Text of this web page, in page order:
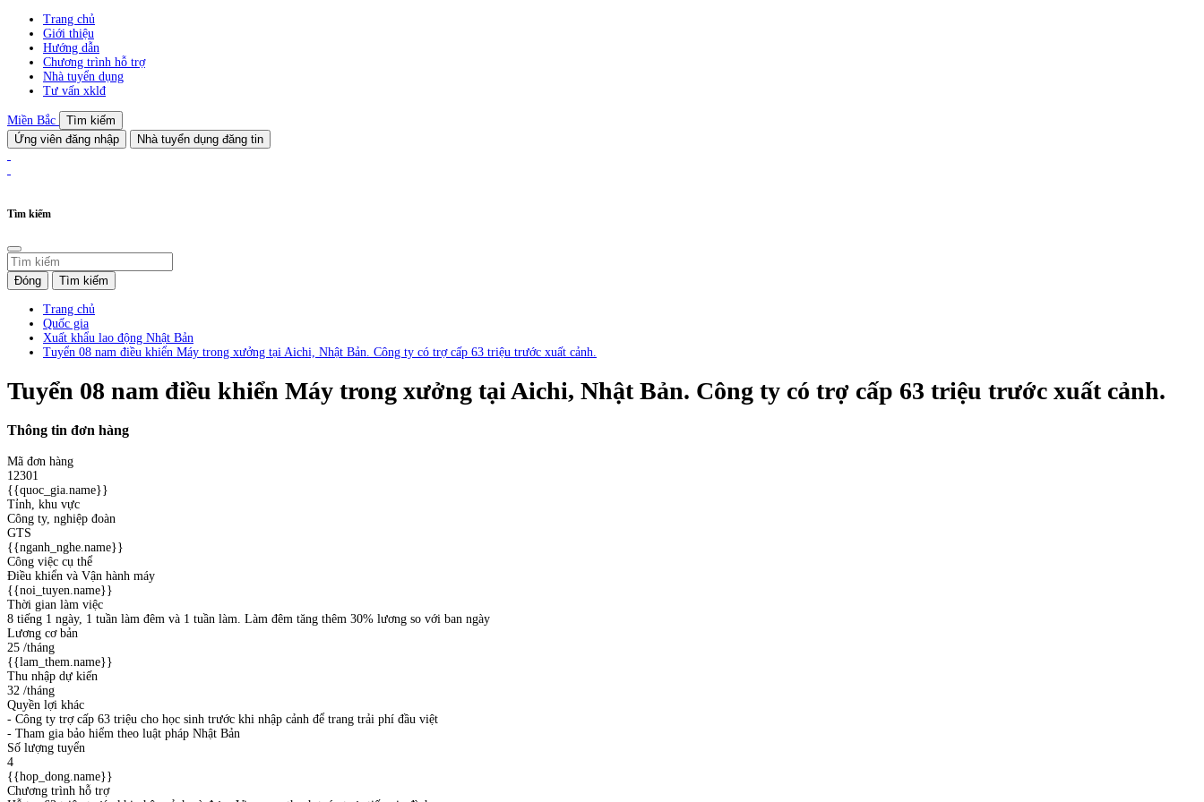
Trang chủ
Giới thiệu
Hướng dẫn
Chương trình hỗ trợ
Nhà tuyển dụng
Tư vấn xklđ
Miền Bắc
Tìm kiếm
Ứng viên đăng nhập
Nhà tuyển dụng đăng tin
Tìm kiếm
Đóng Tìm kiếm
Trang chủ
Quốc gia
Xuất khẩu lao động Nhật Bản
Tuyển 08 nam điều khiển Máy trong xưởng tại Aichi, Nhật Bản. Công ty có trợ cấp 63 triệu trước xuất cảnh.
Tuyển 08 nam điều khiển Máy trong xưởng tại Aichi, Nhật Bản. Công ty có trợ cấp 63 triệu trước xuất cảnh.
Thông tin đơn hàng
Mã đơn hàng
12301
{{quoc_gia.name}}
Tỉnh, khu vực
Công ty, nghiệp đoàn
GTS
{{nganh_nghe.name}}
Công việc cụ thể
Điều khiển và Vận hành máy
{{noi_tuyen.name}}
Thời gian làm việc
8 tiếng 1 ngày, 1 tuần làm đêm và 1 tuần làm. Làm đêm tăng thêm 30% lương so với ban ngày
Lương cơ bản
25 /tháng
{{lam_them.name}}
Thu nhập dự kiến
32 /tháng
Quyền lợi khác
- Công ty trợ cấp 63 triệu cho học sinh trước khi nhập cảnh để trang trải phí đầu việt
- Tham gia bảo hiểm theo luật pháp Nhật Bản
Số lượng tuyển
4
{{hop_dong.name}}
Chương trình hỗ trợ